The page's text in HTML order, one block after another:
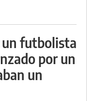
futbolista
por un
un